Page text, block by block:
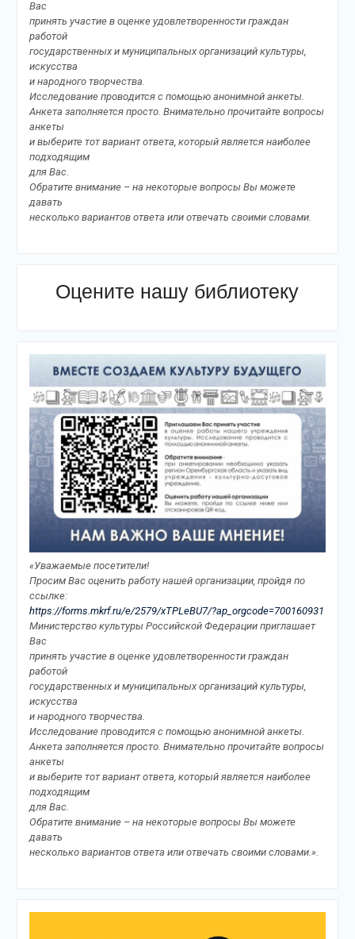
Вас
принять участие в оценке удовлетворенности граждан
работой
государственных и муниципальных организаций культуры,
искусства
и народного творчества.
Исследование проводится с помощью анонимной анкеты.
Анкета заполняется просто. Внимательно прочитайте вопросы
анкеты
и выберите тот вариант ответа, который является наиболее
подходящим
для Вас.
Обратите внимание – на некоторые вопросы Вы можете
давать
несколько вариантов ответа или отвечать своими словами.
Оцените нашу библиотеку
«Уважаемые посетители!
Просим Вас оценить работу нашей организации, пройдя по
ссылке:
https://forms.mkrf.ru/e/2579/xTPLeBU7/?ap_orgcode=700160931
Министерство культуры Российской Федерации приглашает
Вас
принять участие в оценке удовлетворенности граждан
работой
государственных и муниципальных организаций культуры,
искусства
и народного творчества.
Исследование проводится с помощью анонимной анкеты.
Анкета заполняется просто. Внимательно прочитайте вопросы
анкеты
и выберите тот вариант ответа, который является наиболее
подходящим
для Вас.
Обратите внимание – на некоторые вопросы Вы можете
давать
несколько вариантов ответа или отвечать своими словами.».